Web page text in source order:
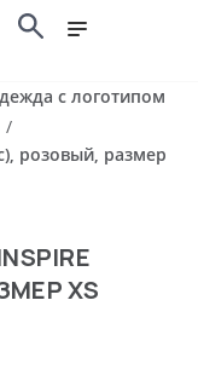
с логотипом
/
розовый, размер
XS